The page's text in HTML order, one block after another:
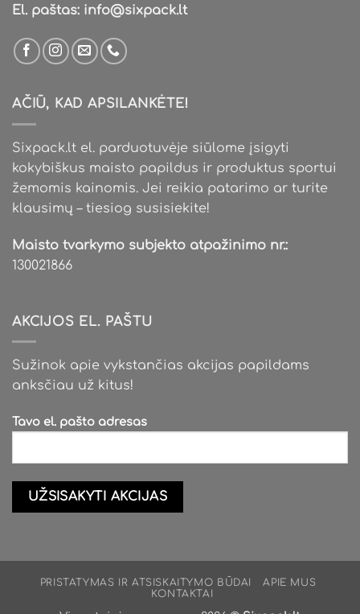
El. paštas: info@sixpack.lt
AČIŪ, KAD APSILANKĖTE!
Sixpack.lt el. parduotuvėje siūlome įsigyti
kokybiškus maisto papildus ir produktus sportui
žemomis kainomis. Jei reikia patarimo ar turite
klausimų – tiesiog susisiekite!
Maisto tvarkymo subjekto atpažinimo nr.:
130021866
AKCIJOS EL. PAŠTU
Sužinok apie vykstančias akcijas papildams
anksčiau už kitus!
Tavo el. pašto adresas
PRISTATYMAS IR ATSISKAITYMO BŪDAI
APIE MUS
KONTAKTAI